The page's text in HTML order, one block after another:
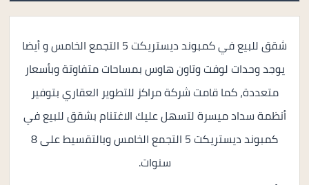
شقق للبيع في كمبوند ديستريكت 5 التجمع الخامس و أيضا
يوجد وحدات لوفت وتاون هاوس بمساحات متفاوتة وبأسعار
متعددة، كما قامت شركة مراكز للتطوير العقاري بتوفير
أنظمة سداد ميسرة لتسهل عليك الاغتنام بشقق للبيع في
كمبوند ديستريكت 5 التجمع الخامس وبالتقسيط على 8
سنوات.